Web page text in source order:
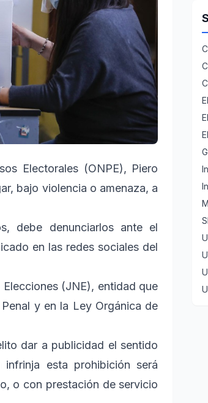
Electorales (ONPE), Piero
bajo violencia o amenaza, a
debe denunciarlos ante el
en las redes sociales del
(JNE), entidad que
y en la Ley Orgánica de
dar a publicidad el sentido
esta prohibición será
o con prestación de servicio